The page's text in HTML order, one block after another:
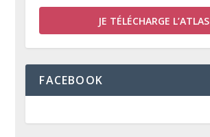
JE TÉLÉCHARGE L’ATLAS
FACEBOOK